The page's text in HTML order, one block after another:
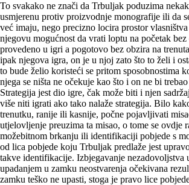
To svakako ne znači da Trbuljak poduzima
usmjerenu protiv proizvodnje monografije ili da
već imaju, nego precizno locira prostor
njegovu mogućnost da vrati loptu na početak
provedeno u igri a pogotovo bez obzira na
ipak njegova igra, on je u njoj zato što to želi i
to bude želio koristeći se pritom sposobnostima
njega se ništa ne očekuje kao što i on ne bi
Strategija jest dio igre, čak može biti i njen
više niti igrati ako tako nalaže strategija. Bilo
trenutku, ranije ili kasnije, počne pojavljivati
utjelovljenje preuzima ta misao, o tome se ovdje
možebitnom brkanju ili identifikaciji pobjede s
od lica pobjede koju Trbuljak predlaže jest
takve identifikacije. Izbjegavanje nezadovoljstva
upadanjem u zamku neostvarenja očekivana
zamku teško ne upasti, stoga je pravo lice